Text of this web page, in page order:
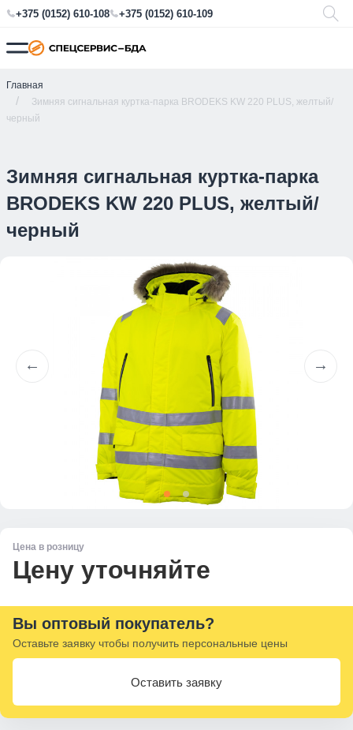
+375 (0152) 610-108 +375 (0152) 610-109
Главная
Зимняя сигнальная куртка-парка BRODEKS KW 220 PLUS, желтый/
черный
Зимняя сигнальная куртка-парка
BRODEKS KW 220 PLUS, желтый/
черный
Цена в розницу
Цену уточняйте
Вы оптовый покупатель?
Оставьте заявку чтобы получить персональные цены
Оставить заявку